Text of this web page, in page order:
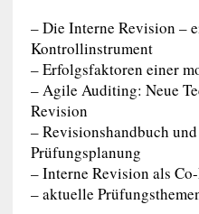
– Die Interne Revision –
Kontrollinstrument
– Erfolgsfaktoren einer
– Agile Auditing: Neue
Revision
– Revisionshandbuch
Prüfungsplanung
– Interne Revision als
– aktuelle